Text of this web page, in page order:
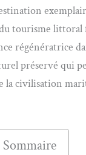
tourisme littoral
régénératrice
préservé qui
la civilisation
Sommaire